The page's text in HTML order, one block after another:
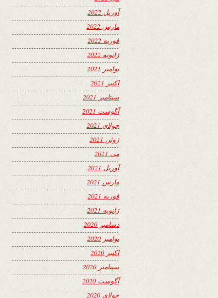
آوریل 2022
مارس 2022
فوریه 2022
ژانویه 2022
نوامبر 2021
اکتبر 2021
سپتامبر 2021
آگوست 2021
جولای 2021
ژوئن 2021
می 2021
آوریل 2021
مارس 2021
فوریه 2021
ژانویه 2021
دسامبر 2020
نوامبر 2020
اکتبر 2020
سپتامبر 2020
آگوست 2020
جولای 2020